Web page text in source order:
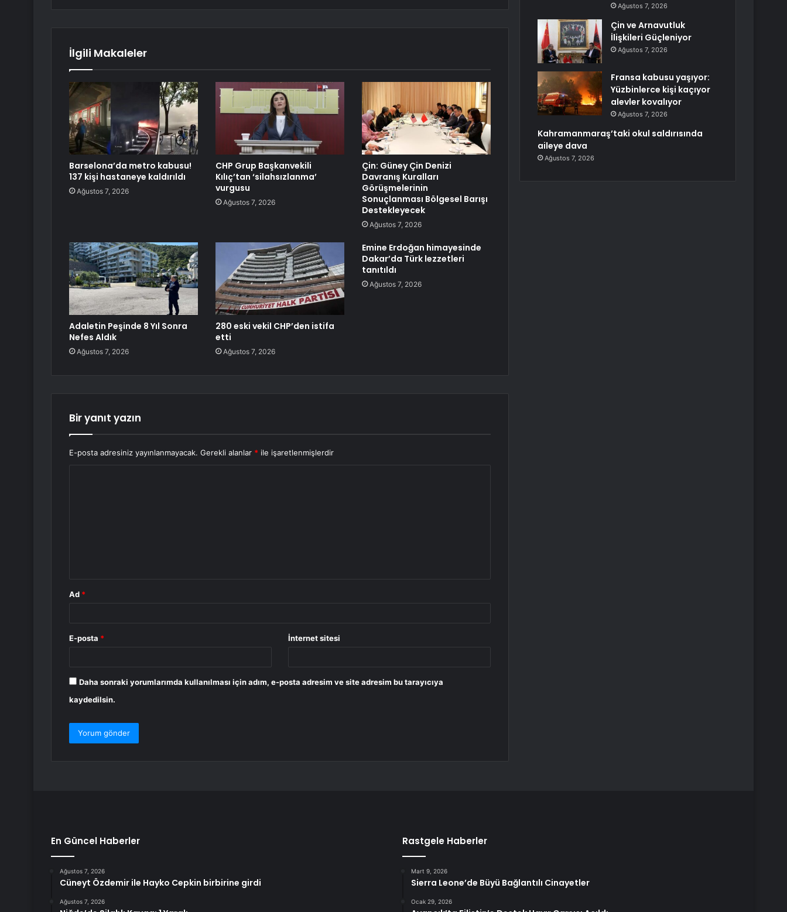
İlgili Makaleler
Barselona’da metro kabusu!
137 kişi hastaneye kaldırıldı
Ağustos 7, 2026
CHP Grup Başkanvekili
Kılıç’tan ‘silahsızlanma’
vurgusu
Ağustos 7, 2026
Çin: Güney Çin Denizi
Davranış Kuralları
Görüşmelerinin
Sonuçlanması Bölgesel Barışı
Destekleyecek
Ağustos 7, 2026
Adaletin Peşinde 8 Yıl Sonra
Nefes Aldık
Ağustos 7, 2026
280 eski vekil CHP’den istifa
etti
Ağustos 7, 2026
Emine Erdoğan himayesinde
Dakar’da Türk lezzetleri
tanıtıldı
Ağustos 7, 2026
Bir yanıt yazın
E-posta adresiniz yayınlanmayacak. Gerekli alanlar * ile işaretlenmişlerdir
Ad *
E-posta * İnternet sitesi
Daha sonraki yorumlarımda kullanılması için adım, e-posta adresim ve site adresim bu tarayıcıya
kaydedilsin.
Ağustos 7, 2026
Çin ve Arnavutluk
İlişkileri Güçleniyor
Ağustos 7, 2026
Fransa kabusu yaşıyor:
Yüzbinlerce kişi kaçıyor
alevler kovalıyor
Ağustos 7, 2026
Kahramanmaraş’taki okul saldırısında
aileye dava
Ağustos 7, 2026
En Güncel Haberler
Ağustos 7, 2026
Cüneyt Özdemir ile Hayko Cepkin birbirine girdi
Ağustos 7, 2026
Rastgele Haberler
Mart 9, 2026
Sierra Leone’de Büyü Bağlantılı Cinayetler
Ocak 29, 2026